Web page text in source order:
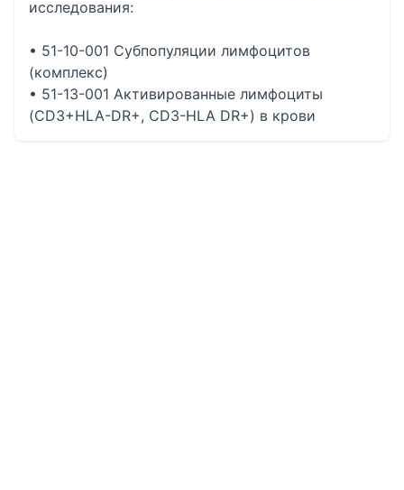
исследования:
• 51-10-001 Субпопуляции лимфоцитов
(комплекс)
• 51-13-001 Активированные лимфоциты
(CD3+HLA-DR+, CD3-HLA DR+) в крови